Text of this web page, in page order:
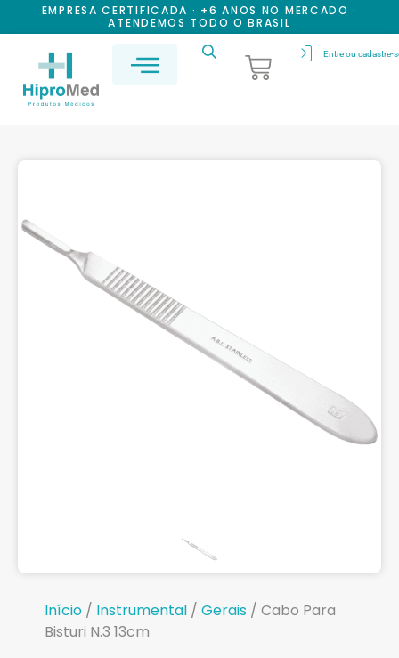
EMPRESA CERTIFICADA · +6 ANOS NO MERCADO ·
ATENDEMOS TODO O BRASIL
Entre ou cadastre-
Início / Instrumental / Gerais / Cabo Para
Bisturi N.3 13cm